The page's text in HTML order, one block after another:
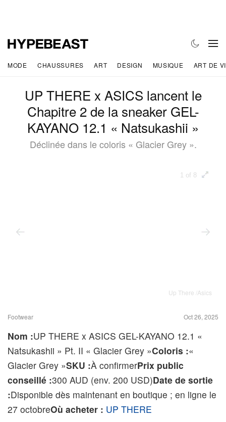
MODE CHAUSSURES ART DESIGN MUSIQUE ART DE
UP THERE x ASICS lancent le
Chapitre 2 de la sneaker GEL-
KAYANO 12.1 « Natsukashii »
Déclinée dans le coloris « Glacier Grey ».
1 of 8
Up There /Asics
Footwear Oct 26, 2025
Nom :UP THERE x ASICS GEL-KAYANO 12.1 «
Natsukashii » Pt. II « Glacier Grey »Coloris :«
Glacier Grey »SKU :À confirmerPrix public
conseillé :300 AUD (env. 200 USD)Date de sortie
:Disponible dès maintenant en boutique ; en ligne le
27 octobreOù acheter : UP THERE